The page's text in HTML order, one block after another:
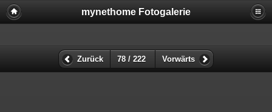
mynethome Fotogalerie
Zurück 78 / 222 Vorwärts